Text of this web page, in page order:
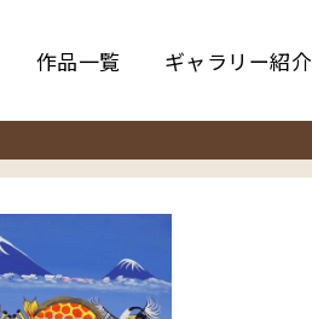
作品一覧 ギャラリー紹介